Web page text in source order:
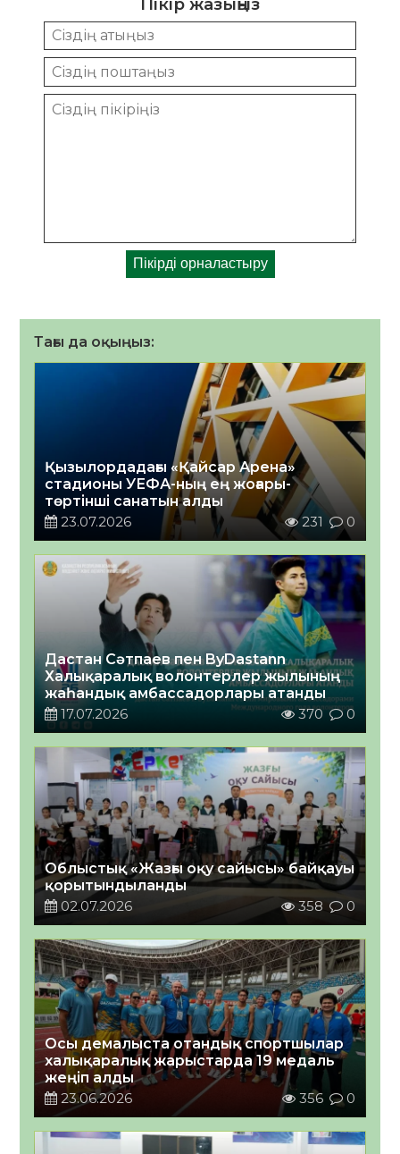
Тағы да оқыңыз:
Қызылордадағы «Қайсар Арена»
стадионы УЕФА-ның ең жоғары-
төртінші санатын алды
23.07.2026
231 0
Дастан Сәтпаев пен ByDastann
Халықаралық волонтерлер жылының
жаһандық амбассадорлары атанды
17.07.2026
370 0
Облыстық «Жазғы оқу сайысы» байқауы
қорытындыланды
02.07.2026
358 0
Осы демалыста отандық спортшылар
халықаралық жарыстарда 19 медаль
жеңіп алды
23.06.2026
356 0